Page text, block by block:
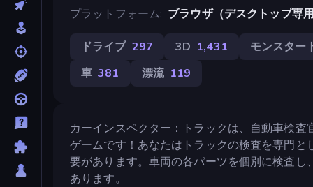
プラットフォーム ブラウザ（デスクトップ専用
ドライブ 297 3D 1,431 モンスター
車 381 漂流 119
カーインスペクター：トラックは、自動車検
ゲームです！あなたはトラックの検査を専門
要があります。車両の各パーツを個別に検査
あります。